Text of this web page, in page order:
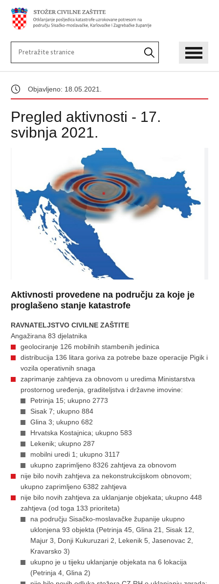
Objavljeno: 18.05.2021.
Pregled aktivnosti - 17.
svibnja 2021.
Aktivnosti provedene na području za koje je
proglašeno stanje katastrofe
RAVNATELJSTVO CIVILNE ZAŠTITE
Angažirana 83 djelatnika
geolociranje 126 mobilnih stambenih jedinica
distribucija 136 litara goriva za potrebe baze operacije Pigik i
vozila operativnih snaga
zaprimanje zahtjeva za obnovom u uredima Ministarstva
prostornog uređenja, graditeljstva i državne imovine:
Petrinja 15; ukupno 2773
Sisak 7; ukupno 884
Glina 3; ukupno 682
Hrvatska Kostajnica; ukupno 583
Lekenik; ukupno 287
mobilni uredi 1; ukupno 3117
ukupno zaprimljeno 8326 zahtjeva za obnovom
nije bilo novih zahtjeva za nekonstrukcijskom obnovom;
ukupno zaprimljeno 6382 zahtjeva
nije bilo novih zahtjeva za uklanjanje objekata; ukupno 448
zahtjeva (od toga 133 prioriteta)
na području Sisačko-moslavačke županije ukupno
uklonjena 93 objekta (Petrinja 45, Glina 21, Sisak 12,
Majur 3, Donji Kukuruzari 2, Lekenik 5, Jasenovac 2,
Kravarsko 3)
ukupno je u tijeku uklanjanje objekata na 6 lokacija
(Petrinja 4, Glina 2)